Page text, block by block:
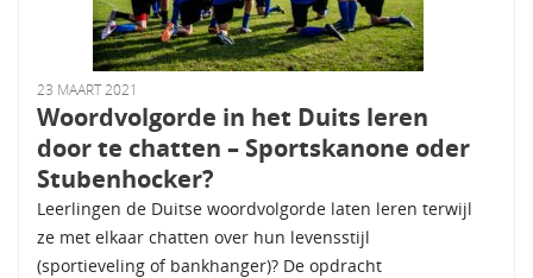
23 MAART 2021
Woordvolgorde in het Duits leren
door te chatten – Sportskanone oder
Stubenhocker?
Leerlingen de Duitse woordvolgorde laten leren terwijl
ze met elkaar chatten over hun levensstijl
(sportieveling of bankhanger)? De opdracht